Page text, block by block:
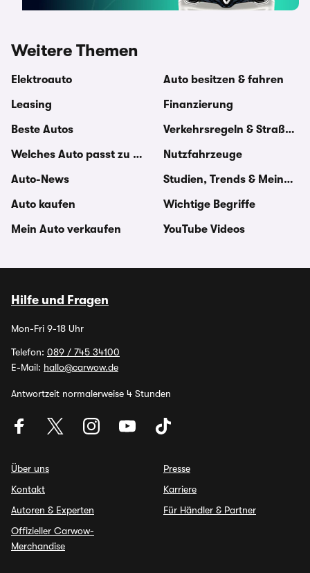
Weitere Themen
Elektroauto
Leasing
Beste Autos
Welches Auto passt zu mir
Auto-News
Auto kaufen
Mein Auto verkaufen
Auto besitzen & fahren
Finanzierung
Verkehrsregeln &
Nutzfahrzeuge
Studien, Trends &
Wichtige Begriffe
YouTube Videos
Hilfe und Fragen
Mon-Fri 9-18 Uhr
Telefon: 089 / 745 34100
E-Mail: hallo@carwow.de
Antwortzeit normalerweise 4 Stunden
Über uns
Kontakt
Autoren & Experten
Offizieller Carwow-
Merchandise
Presse
Karriere
Für Händler & Partner